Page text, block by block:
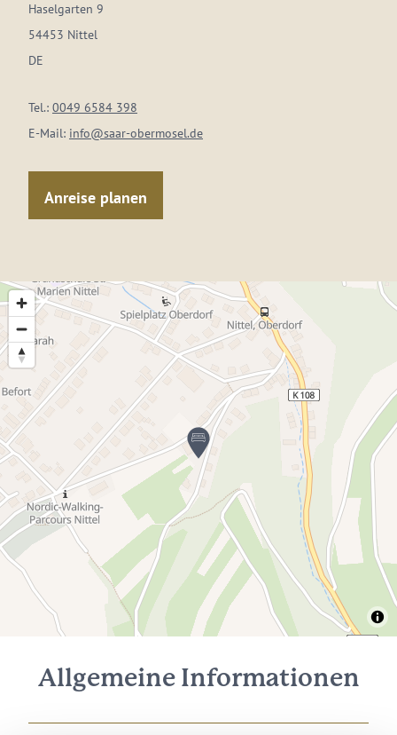
Haselgarten 9
54453 Nittel
DE
Tel.: 0049 6584 398
E-Mail: info@saar-obermosel.de
Anreise planen
Allgemeine Informationen